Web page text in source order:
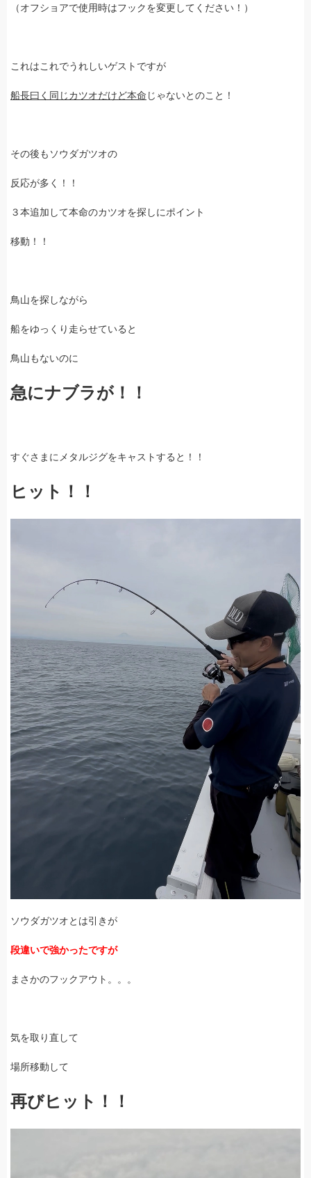
（オフショアで使用時はフックを変更してください！）
これはこれでうれしいゲストですが
船長曰く同じカツオだけど本命 じゃないとのこと！
その後もソウダガツオの
反応が多く！！
３本追加して本命のカツオを探しにポイント
移動！！
鳥山を探しながら
船をゆっくり走らせていると
鳥山もないのに
急にナブラが！！
すぐさまにメタルジグをキャストすると！！
ヒット！！
ソウダガツオとは引きが
段違いで強かったですが
まさかのフックアウト。。。
気を取り直して
場所移動して
再びヒット！！